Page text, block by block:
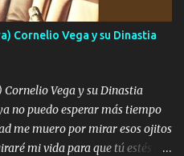
estar conmigo Y ya borracho
unas bonitas palabras así
y puedo describirlo mucho que
muy feliz y emocionado por
Cornelio Vega y su Dinastia
Vega y su Dinastia
no puedo esperar más tiempo
me muero por mirar esos ojitos
mi vida para que tú estés en